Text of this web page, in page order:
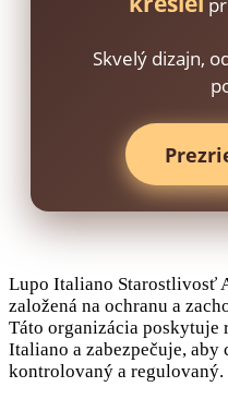
Skvelý dizajn,
Lupo Italiano Starostlivosť
založená na ochranu a
Táto organizácia
Italiano a zabezpečuje, aby
kontrolovaný a regulovaný.